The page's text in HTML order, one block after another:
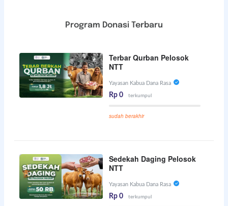
Program Donasi Terbaru
Terbar Qurban Pelosok
NTT
Yayasan Kabua Dana Rasa
Rp 0 terkumpul
sudah berakhir
Sedekah Daging Pelosok
NTT
Yayasan Kabua Dana Rasa
Rp 0 terkumpul